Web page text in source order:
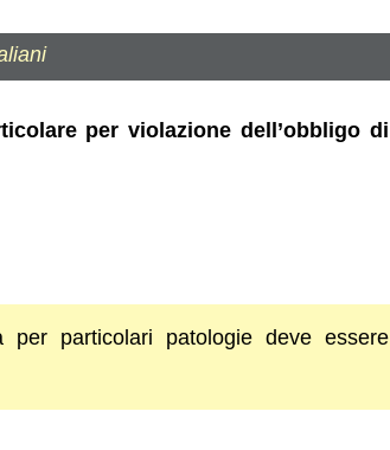
per violazione dell’obbligo di
particolari patologie deve essere